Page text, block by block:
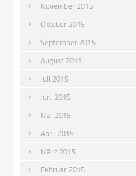
November 2015
Oktober 2015
September 2015
August 2015
Juli 2015
Juni 2015
Mai 2015
April 2015
März 2015
Februar 2015